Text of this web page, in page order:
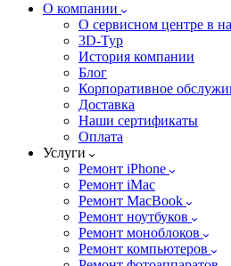
О компании
О сервисном центре в
3D-Тур
История компании
Блог
Корпоративное
Доставка
Наши сертификаты
Оплата
Услуги
Ремонт iPhone
Ремонт iMac
Ремонт MacBook
Ремонт ноутбуков
Ремонт моноблоков
Ремонт компьютеров